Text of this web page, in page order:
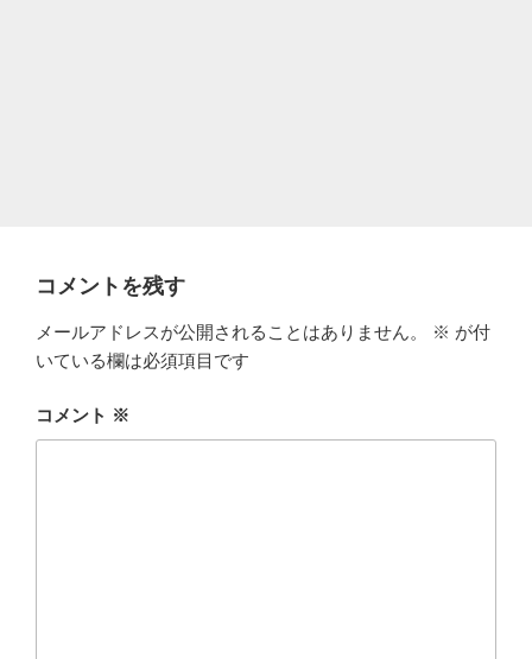
コメントを残す
メールアドレスが公開されることはありません。 ※ が付
いている欄は必須項目です
コメント ※